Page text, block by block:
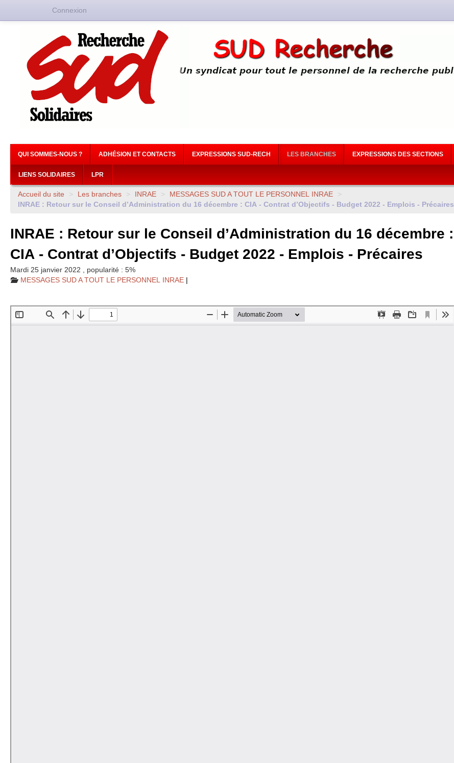
QUI SOMMES-NOUS ? ADHÉSION ET CONTACTS EXPRESSIONS SUD-RECH LES BRANCHES EXPRESSIONS DES SECTIONS
LIENS SOLIDAIRES LPR
Accueil du site > Les branches > INRAE > MESSAGES SUDATOUT LE PERSONNEL INRAE
>
INRAE : Retour sur le Conseil d’Administration du 16 décembre : CIA - Contrat d’Objectifs - Budget 2022 - Emplois - Précaires
INRAE : Retour sur le Conseil d’Administration du 16 décembre :
CIA - Contrat d’Objectifs - Budget 2022 - Emplois - Précaires
Mardi 25 janvier 2022
popularité : 5%
MESSAGES SUDATOUT LE PERSONNEL INRAE |
Connexion